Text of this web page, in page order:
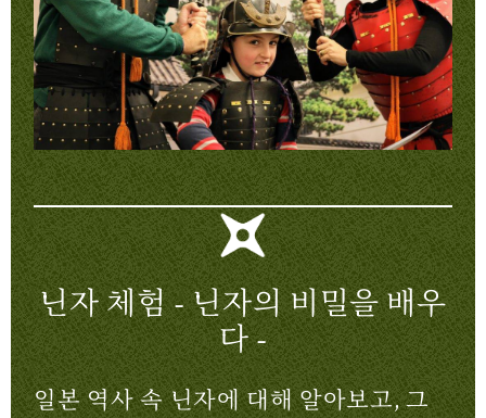
닌자 체험 - 닌자의 비밀을 배우
다 -
일본 역사 속 닌자에 대해 알아보고, 그